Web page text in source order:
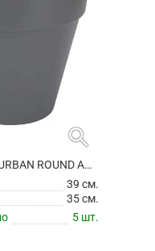
search
КАШПО LOFT URBAN ROUND ANTHRACITE НА КОЛЕСИКАХ
39 см.
35 см.
5 шт.